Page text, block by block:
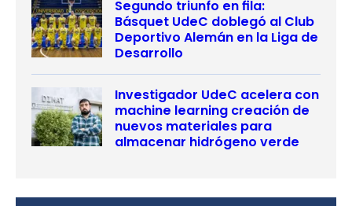
Segundo triunfo en fila:
Básquet UdeC doblegó al Club
Deportivo Alemán en la Liga de
Desarrollo
Investigador UdeC acelera con
machine learning creación de
nuevos materiales para
almacenar hidrógeno verde